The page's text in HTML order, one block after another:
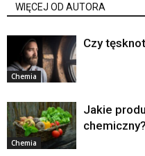
WIĘCEJ OD AUTORA
Chemia
Czy
Chemia
Jakie
chemiczny?